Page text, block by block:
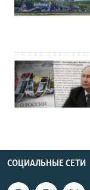
СОЦИАЛЬНЫЕ СЕТИ